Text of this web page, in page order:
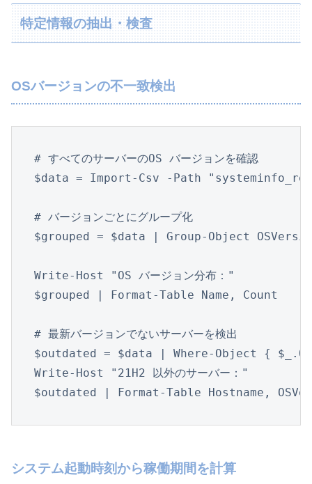
特定情報の抽出・検査
OSバージョンの不一致検出
# すべてのサーバーのOS バージョンを確認
$data = Import-Csv -Path
# バージョンごとにグループ化
$grouped = $data | Group-Object
Write-Host "OS バージョン分布："
$grouped | Format-Table Name, Count
# 最新バージョンでないサーバーを検出
$outdated = $data | Where-Object {
Write-Host "21H2 以外のサーバー："
$outdated | Format-Table Hostname,
システム起動時刻から稼働期間を計算